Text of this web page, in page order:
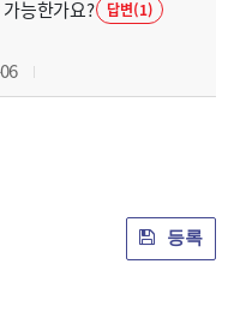
능한가요?
답변(1)
등록